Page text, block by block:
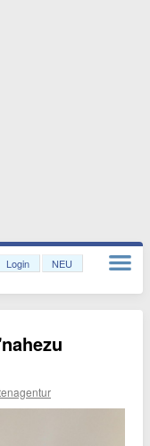
Login NEU